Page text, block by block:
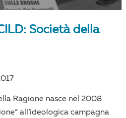
Società della
Ragione nasce nel 2008
all’ideologica campagna